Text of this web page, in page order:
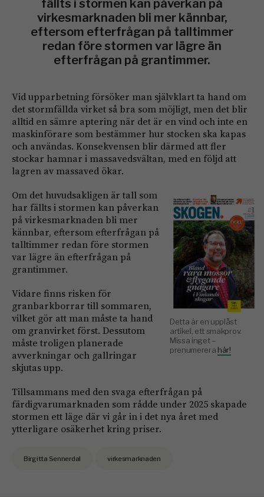
fällts i stormen kan påverkan på
virkesmarknaden bli mer kännbar,
eftersom efterfrågan på talltimmer
redan före stormen var lägre än
efterfrågan på grantimmer.
Vid upparbetning försöker man självklart ta hand om
det stormfällda virket så bra som möjligt, men det blir
alltid en sämre aptering när det är en vind och inte en
maskinförare som bestämmer hur stocken ska kapas
och användas. Konsekvensen blir därmed att fler
stockar hamnar i massavedsvältan, med en följd att
lagren av massaved ökar.
Detta är en upplåst
artikel, ett smakprov.
Missa inget –
prenumerera här!
Om det huvudsakligen är tall som
har fällts i stormen kan påverkan
på virkesmarknaden bli mer
kännbar, eftersom efterfrågan på
talltimmer redan före stormen
var lägre än efterfrågan på
grantimmer.
Vidare finns risken för
granbarkborrar till sommaren,
vilket gör att man måste ta hand
om granvirket först. Dessutom
måste troligen planerade
avverkningar och gallringar
skjutas upp.
Tillsammans med den svaga efterfrågan på
färdigvarumarknaden som rådde under 2025 skapade
stormen ett läge där vi går in i det nya året med
ytterligare osäkerhet kring priser.
Birgitta Sennerdal virkesmarknaden